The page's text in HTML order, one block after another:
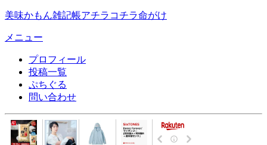
美味かもん雑記帳アチラコチラ命がけ
メニュー
プロフィール
投稿一覧
ぷちぐる
問い合わせ